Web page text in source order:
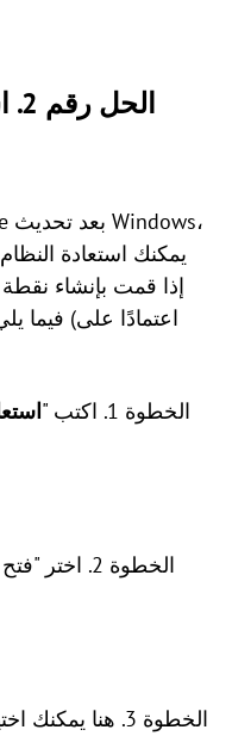
يمكنك استعادة
فيما
الخطوة 1. اكتب "
الخطوة 2. اختر "فتح
الخطوة 3. هنا